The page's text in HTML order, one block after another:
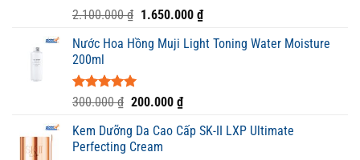
Được xếp
5 sao
2.100.000₫ Giá
là:
1.650.000 ₫Giá
tại
Nước Hoa Hồng Muji Light Toning Water Moisture
200ml
Được xếp
5.00
5 sao
300.000₫ Giá
là:
300.000 ₫.
200.000 ₫Giá
tại
Kem Dưỡng Da Cao Cấp SK-II LXP Ultimate
Perfecting Cream